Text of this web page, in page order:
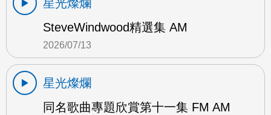
星光燦爛
SteveWindwood精選集 AM
2026/07/13
星光燦爛
同名歌曲專題欣賞第十一集 FM AM